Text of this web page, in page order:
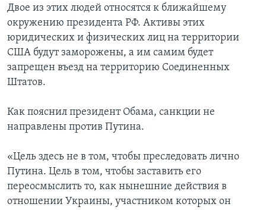
Двое из этих людей относятся к ближайшему
окружению президента РФ. Активы этих
юридических и физических лиц на территории
США будут заморожены, а им самим будет
запрещен въезд на территорию Соединенных
Штатов.
Как пояснил президент Обама, санкции не
направлены против Путина.
«Цель здесь не в том, чтобы преследовать лично
Путина. Цель в том, чтобы заставить его
переосмыслить то, как нынешние действия в
отношении Украины, участником которых он